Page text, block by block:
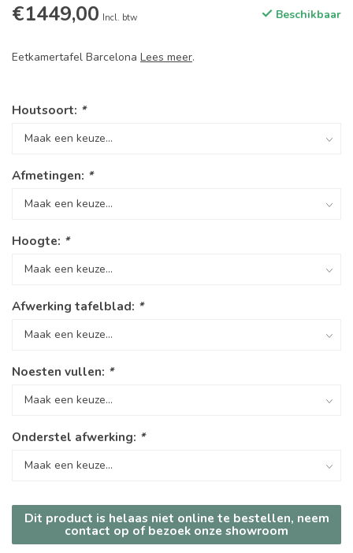
€1449,00 Incl. btw Beschikbaar
Eetkamertafel Barcelona Lees meer.
Houtsoort: *
Afmetingen: *
Hoogte: *
Afwerking tafelblad: *
Noesten vullen: *
Onderstel afwerking: *
Dit product is helaas niet online te bestellen, neem
contact op of bezoek onze showroom